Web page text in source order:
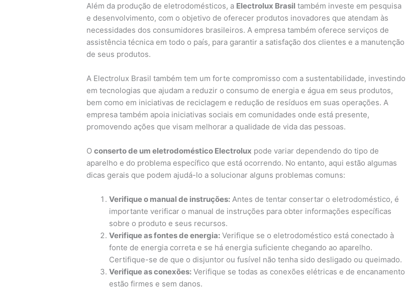
Além da produção de eletrodomésticos, a Electrolux Brasil também investe em pesquisa
e desenvolvimento, com o objetivo de oferecer produtos inovadores que atendam às
necessidades dos consumidores brasileiros. A empresa também oferece serviços de
assistência técnica em todo o país, para garantir a satisfação dos clientes e a manutenção
de seus produtos.
A Electrolux Brasil também tem um forte compromisso com a sustentabilidade, investindo
em tecnologias que ajudam a reduzir o consumo de energia e água em seus produtos,
bem como em iniciativas de reciclagem e redução de resíduos em suas operações. A
empresa também apoia iniciativas sociais em comunidades onde está presente,
promovendo ações que visam melhorar a qualidade de vida das pessoas.
Oconserto de um eletrodoméstico Electrolux pode variar dependendo do tipo de
aparelho e do problema específico que está ocorrendo. No entanto, aqui estão algumas
dicas gerais que podem ajudá-lo a solucionar alguns problemas comuns:
Verifique o manual de instruções: Antes de tentar consertar o eletrodoméstico, é
importante verificar o manual de instruções para obter informações específicas
sobre o produto e seus recursos.
Verifique as fontes de energia: Verifique se o eletrodoméstico está conectado à
fonte de energia correta e se há energia suficiente chegando ao aparelho.
Certifique-se de que o disjuntor ou fusível não tenha sido desligado ou queimado.
Verifique as conexões: Verifique se todas as conexões elétricas e de encanamento
estão firmes e sem danos.